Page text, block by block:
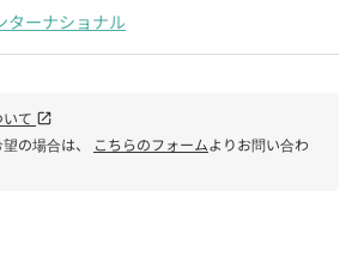
ターナショナル
て open_in_new
の場合は、 こちらのフォームよりお問い合わ